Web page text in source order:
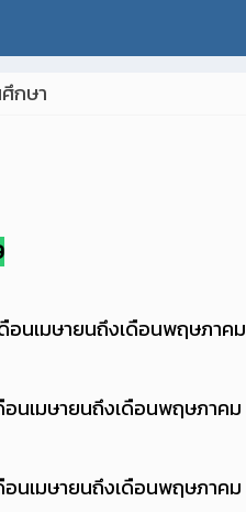
กษา
อนเมษายนถึงเดือนพฤษภาคม
อนเมษายนถึงเดือนพฤษภาคม
อนเมษายนถึงเดือนพฤษภาคม